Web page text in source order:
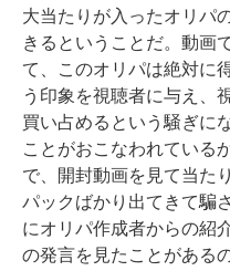
大当たりが入ったオリパ
きるということだ。動画
て、このオリパは絶対に
う印象を視聴者に与え、
買い占めるという騒ぎに
ことがおこなわれている
で、開封動画を見て当た
パックばかり出てきて騙
にオリパ作成者からの紹
の発言を見たことがある